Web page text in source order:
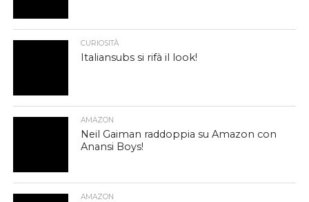
CURIOSITÀ
Italiansubs si rifà il look!
AMAZON
Neil Gaiman raddoppia su Amazon con
Anansi Boys!
AMAZON